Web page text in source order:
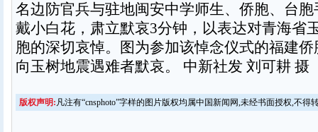
名边防官兵与驻地闽安中学师生、侨胞、台
戴小白花，肃立默哀3分钟，以表达对青海省
胞的深切哀悼。图为参加该悼念仪式的福建
向玉树地震遇难者默哀。 中新社发 刘可耕 摄
版权声明:凡注有“cnsphoto”字样的图片版权均属中国新闻网,未经书面授权,不得